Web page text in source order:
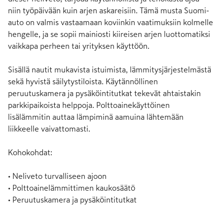
niin työpäivään kuin arjen askareisiin. Tämä musta Suomi-
auto on valmis vastaamaan koviinkin vaatimuksiin kolmelle
hengelle, ja se sopii mainiosti kiireisen arjen luottomatiksi
vaikkapa perheen tai yrityksen käyttöön.
Sisällä nautit mukavista istuimista, lämmitysjärjestelmästä
sekä hyvistä säilytystiloista. Käytännöllinen
peruutuskamera ja pysäköintitutkat tekevät ahtaistakin
parkkipaikoista helppoja. Polttoainekäyttöinen
lisälämmitin auttaa lämpiminä aamuina lähtemään
liikkeelle vaivattomasti.
Kohokohdat:
• Neliveto turvalliseen ajoon
• Polttoainelämmittimen kaukosäätö
• Peruutuskamera ja pysäköintitutkat